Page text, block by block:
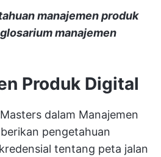
manajemen produk
glosarium manajemen
Produk Digital
dalam Manajemen
pengetahuan
tentang peta jalan